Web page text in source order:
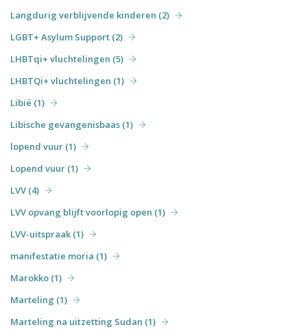
Langdurig verblijvende kinderen (2)
LGBT+ Asylum Support (2)
LHBTqi+ vluchtelingen (5)
LHBTQi+ vluchtelingen (1)
Libië (1)
Libische gevangenisbaas (1)
lopend vuur (1)
Lopend vuur (1)
LVV (4)
LVV opvang blijft voorlopig open (1)
LVV-uitspraak (1)
manifestatie moria (1)
Marokko (1)
Marteling (1)
Marteling na uitzetting Sudan (1)